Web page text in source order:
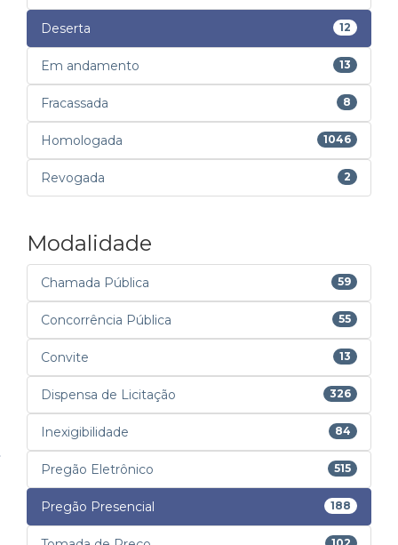
Deserta 12
Em andamento 13
Fracassada 8
Homologada 1046
Revogada 2
Modalidade
Chamada Pública 59
Concorrência Pública 55
Convite 13
Dispensa de Licitação 326
Inexigibilidade 84
Pregão Eletrônico 515
Pregão Presencial 188